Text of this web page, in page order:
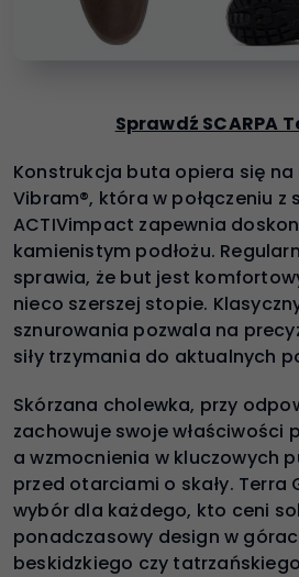
Sprawdź SCARPA
Konstrukcja buta opiera się
Vibram®, która w połączeniu z
ACTIVimpact zapewnia
kamienistym podłożu.
sprawia, że but jest
nieco szerszej stopie.
sznurowania pozwala na
siły trzymania do aktualnych
Skórzana cholewka, przy
zachowuje swoje właściwości
a wzmocnienia w kluczowych
przed otarciami o skały. Terra
wybór dla każdego, kto ceni
ponadczasowy design w
beskidzkiego czy